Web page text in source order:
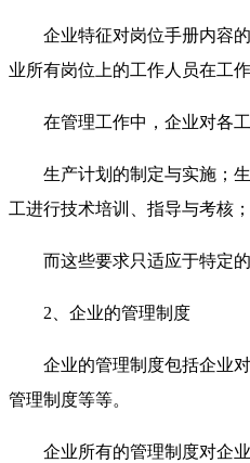
企业特征对岗位手册内容
业所有岗位上的工作人员在工
在管理工作中，企业对各
生产计划的制定与实施；
工进行技术培训、指导与考核
而这些要求只适应于特定
2、企业的管理制度
企业的管理制度包括企业
管理制度等等。
企业所有的管理制度对企